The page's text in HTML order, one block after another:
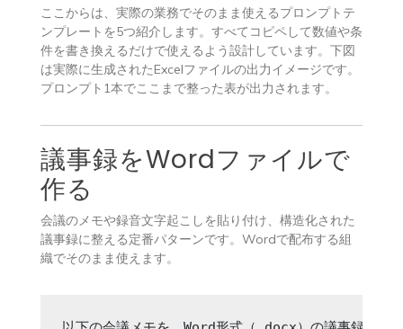
ここからは、実際の業務でそのまま使えるプロンプトテ
ンプレートを5つ紹介します。すべてコピペして数値や条
件を書き換えるだけで使えるよう設計しています。下図
は実際に生成されたExcelファイルの出力イメージです。
プロンプト1本でここまで整った表が出力されます。
議事録をWordファイルで
作る
会議のメモや録音文字起こしを貼り付け、構造化された
議事録に整える定番パターンです。Wordで配布する組
織でそのまま使えます。